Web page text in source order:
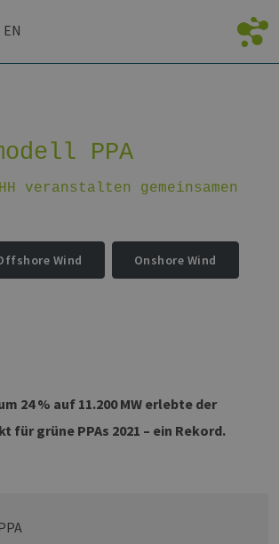
EN
PPA
veranstalten gemeinsamen
Wind Onshore Wind
24 % auf 11.200 MW erlebte der
für grüne PPAs 2021 – ein Rekord.